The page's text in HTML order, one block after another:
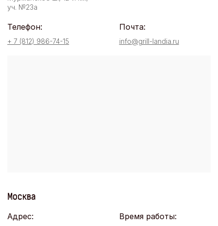
уч. №23а
Телефон:
+ 7 (812) 986-74-15
Почта:
info@grill-landia.ru
Москва
Адрес: Время работы: